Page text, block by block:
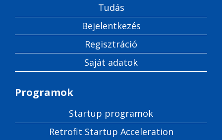
Tudás
Bejelentkezés
Regisztráció
Saját adatok
Programok
Startup programok
Retrofit Startup Acceleration